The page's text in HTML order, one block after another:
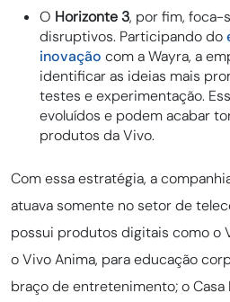
O Horizonte 3, por fim, foca-
disruptivos. Participando do
inovação com a Wayra, a
identificar as ideias mais
testes e experimentação.
evoluídos e podem acabar
produtos da Vivo.
Com essa estratégia, a
atuava somente no setor de
possui produtos digitais como o
o Vivo Anima, para educação
braço de entretenimento; o